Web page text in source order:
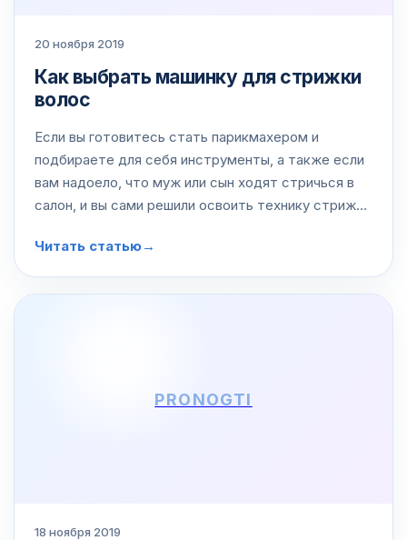
20 ноября 2019
Как выбрать машинку для стрижки
волос
Если вы готовитесь стать парикмахером и
подбираете для себя инструменты, а также если
вам надоело, что муж или сын ходят стричься в
салон, и вы сами решили освоить технику стрижки
Читать статью→
PRONOGTI
18 ноября 2019